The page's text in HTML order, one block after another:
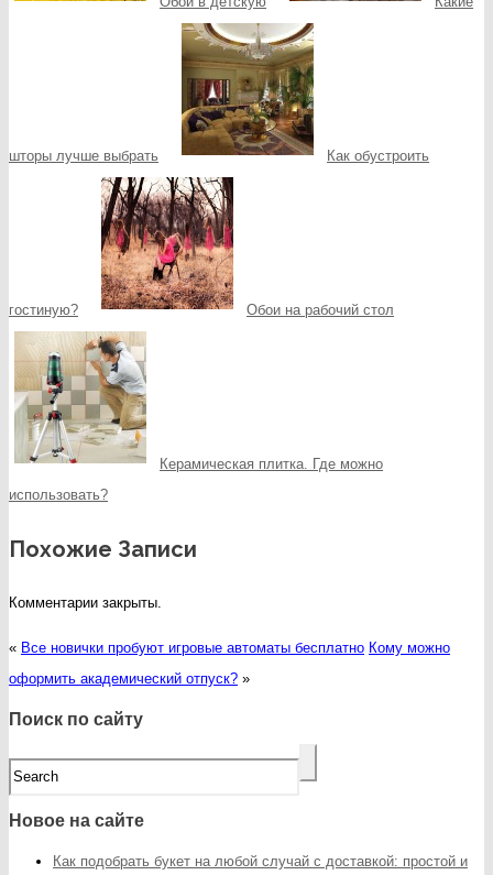
шторы лучше выбрать Как обустроить
гостиную? Обои на рабочий стол
Керамическая плитка. Где можно
использовать?
Похожие Записи
Комментарии закрыты.
« Все новички пробуют игровые автоматы бесплатно Кому можно
оформить академический отпуск? »
Поиск по сайту
Новое на сайте
Как подобрать букет на любой случай с доставкой: простой и